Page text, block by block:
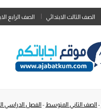
الصف الثالث الابتدائي الصف الرابع
- الصف الثاني المتوسط - الفصل الدراسي